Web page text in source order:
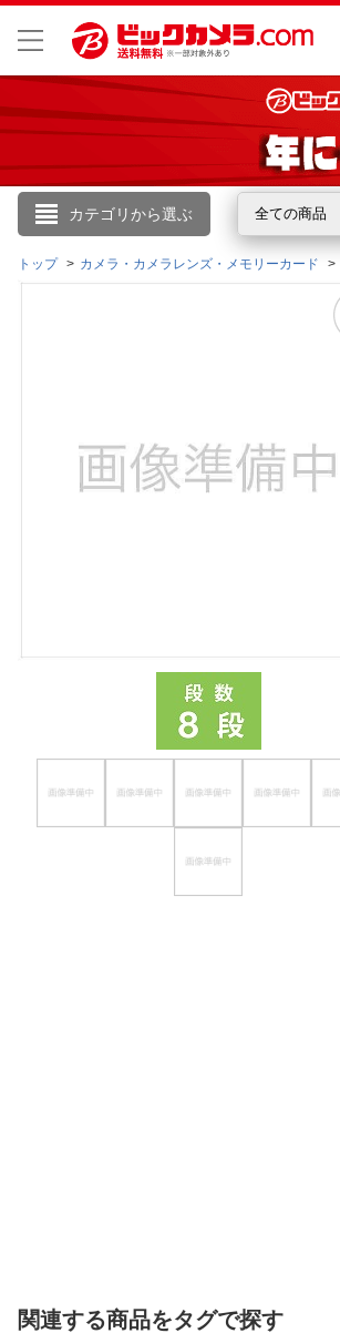
カテゴリから選ぶ 全ての商品
こんにちは
ログイン
閲覧履歴
トップ カメラ・カメラレンズ・メモリーカード
関連する商品をタグで探す